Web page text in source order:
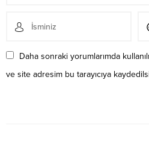
Daha sonraki yorumlarımda
ve site adresim bu tarayıcıya